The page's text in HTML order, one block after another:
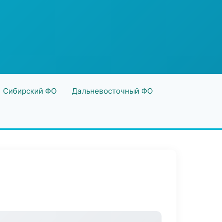
Сибирский ФО Дальневосточный ФО